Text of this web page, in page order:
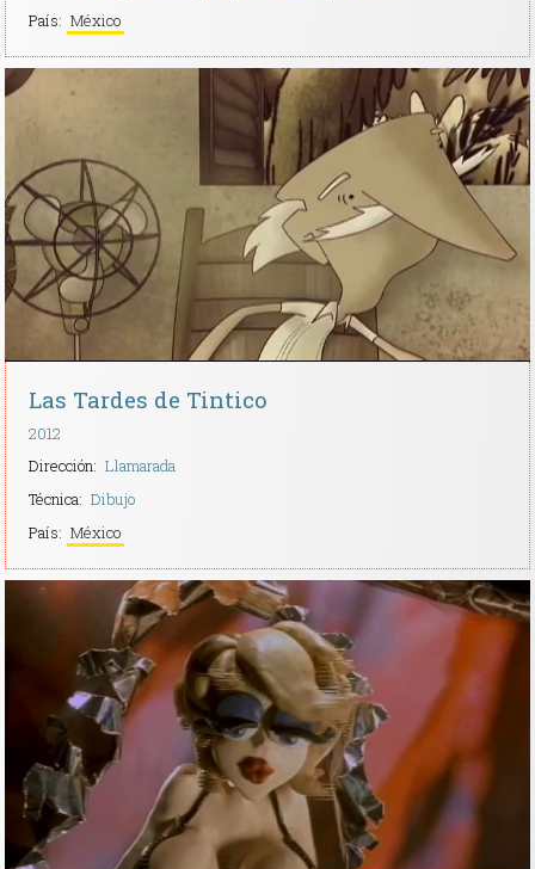
País: México
Las Tardes de Tintico
2012
Dirección: Llamarada
Técnica: Dibujo
País: México